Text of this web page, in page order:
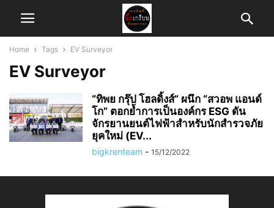
Home Tags EV Surveyor
EV Surveyor
“ทิพย กรุ๊ป โฮลดิ้งส์” ผนึก “สวอพ แอนด์
โก” ตอกย้ำการเป็นองค์กร ESG ดัน
จักรยานยนต์ไฟฟ้าสำหรับนักสำรวจภัย
ยุคใหม่ (EV...
bigkrenteam - 15/12/2022